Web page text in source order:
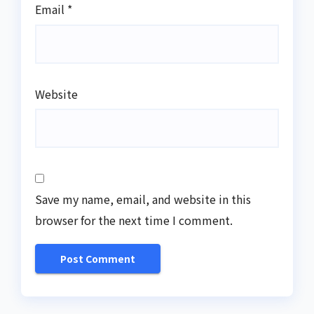
Email *
Website
Save my name, email, and website in this
browser for the next time I comment.